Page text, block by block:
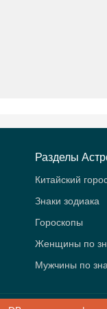
Разделы
Китайский
Знаки зодиака
Гороскопы
Женщины по
Мужчины по